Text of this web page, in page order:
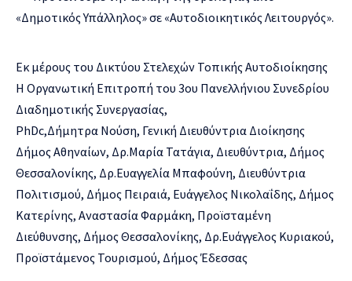
«Δημοτικός Υπάλληλος» σε «Αυτοδιοικητικός Λειτουργός».
Εκ μέρους του Δικτύου Στελεχών Τοπικής Αυτοδιοίκησης
Η Οργανωτική Επιτροπή του 3ου Πανελλήνιου Συνεδρίου
Διαδημοτικής Συνεργασίας,
PhDc,Δήμητρα Νούση, Γενική Διευθύντρια Διοίκησης
Δήμος Αθηναίων, Δρ.Μαρία Τατάγια, Διευθύντρια, Δήμος
Θεσσαλονίκης, Δρ.Ευαγγελία Μπαφούνη, Διευθύντρια
Πολιτισμού, Δήμος Πειραιά, Ευάγγελος Νικολαΐδης, Δήμος
Κατερίνης, Αναστασία Φαρμάκη, Προϊσταμένη
Διεύθυνσης, Δήμος Θεσσαλονίκης, Δρ.Ευάγγελος Κυριακού,
Προϊστάμενος Τουρισμού, Δήμος Έδεσσας